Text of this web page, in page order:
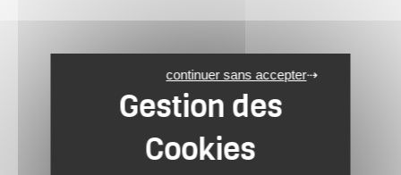
continuer sans accepter